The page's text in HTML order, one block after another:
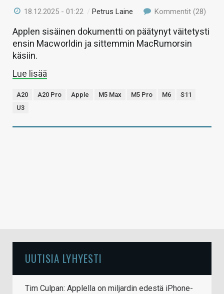
18.12.2025 - 01:22 /Petrus Laine Kommentit (28)
Applen sisäinen dokumentti on päätynyt väitetysti
ensin Macworldin ja sittemmin MacRumorsin
käsiin.
Lue lisää
A20 A20 Pro Apple M5 Max M5 Pro M6
S11
U3
UUTISIA LYHYESTI
Tim Culpan: Applella on miljardin edestä iPhone-